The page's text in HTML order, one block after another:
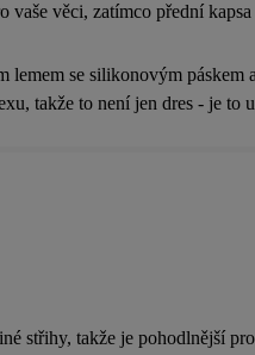
věci, zatímco přední
lemem se silikonovým
takže to není jen dres - je to
střihy, takže je pohodlnější